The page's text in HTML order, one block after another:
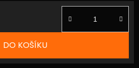
DO KOŠÍKU